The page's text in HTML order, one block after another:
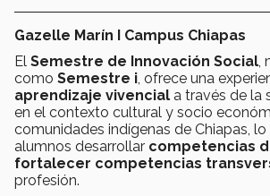
Gazelle Marín I Campus Chiapas
El Semestre de Innovación Social
como Semestre i , ofrece una
aprendizaje vivencial a través de la
en el contexto cultural y socio
comunidades indígenas de Chiapas,
alumnos desarrollar competencias
fortalecer competencias
profesión.